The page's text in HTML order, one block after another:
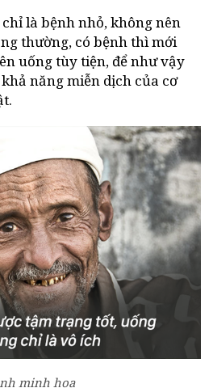
là bệnh nhỏ, không nên
thường, có bệnh thì mới
uống tùy tiện, để như vậy
năng miễn dịch của cơ
minh hoạ